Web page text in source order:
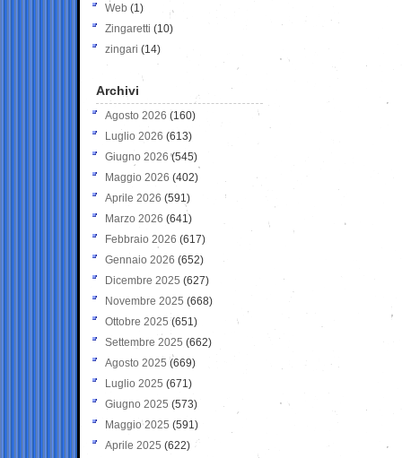
Web (1)
Zingaretti (10)
zingari (14)
Archivi
Agosto 2026 (160)
Luglio 2026 (613)
Giugno 2026 (545)
Maggio 2026 (402)
Aprile 2026 (591)
Marzo 2026 (641)
Febbraio 2026 (617)
Gennaio 2026 (652)
Dicembre 2025 (627)
Novembre 2025 (668)
Ottobre 2025 (651)
Settembre 2025 (662)
Agosto 2025 (669)
Luglio 2025 (671)
Giugno 2025 (573)
Maggio 2025 (591)
Aprile 2025 (622)